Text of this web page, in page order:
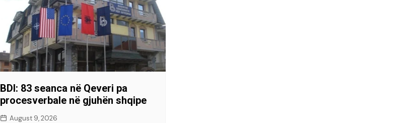
BDI: 83 seanca në Qeveri pa
procesverbale në gjuhën shqipe
August 9, 2026